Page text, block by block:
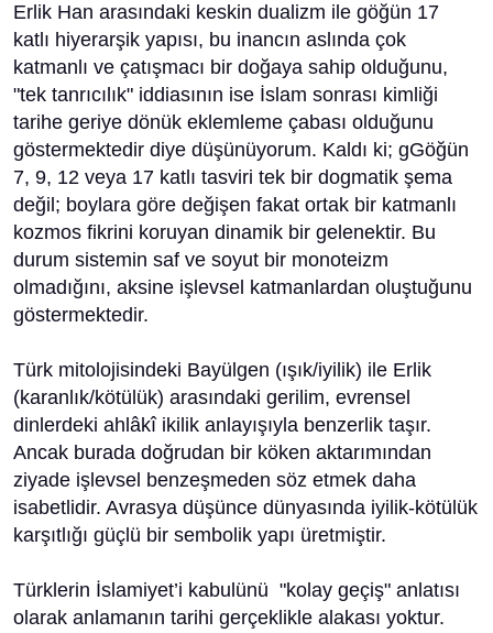
Erlik Han arasındaki keskin dualizm ile göğün 17
katlı hiyerarşik yapısı, bu inancın aslında çok
katmanlı ve çatışmacı bir doğaya sahip olduğunu,
"tek tanrıcılık" iddiasının ise İslam sonrası kimliği
tarihe geriye dönük eklemleme çabası olduğunu
göstermektedir diye düşünüyorum. Kaldı ki; gGöğün
7, 9, 12 veya 17 katlı tasviri tek bir dogmatik şema
değil; boylara göre değişen fakat ortak bir katmanlı
kozmos fikrini koruyan dinamik bir gelenektir. Bu
durum sistemin saf ve soyut bir monoteizm
olmadığını, aksine işlevsel katmanlardan oluştuğunu
göstermektedir.
Türk mitolojisindeki Bayülgen (ışık/iyilik) ile Erlik
(karanlık/kötülük) arasındaki gerilim, evrensel
dinlerdeki ahlâkî ikilik anlayışıyla benzerlik taşır.
Ancak burada doğrudan bir köken aktarımından
ziyade işlevsel benzeşmeden söz etmek daha
isabetlidir. Avrasya düşünce dünyasında iyilik-kötülük
karşıtlığı güçlü bir sembolik yapı üretmiştir.
​Türklerin İslamiyet’i kabulünü "kolay geçiş" anlatısı
olarak anlamanın tarihi gerçeklikle alakası yoktur.